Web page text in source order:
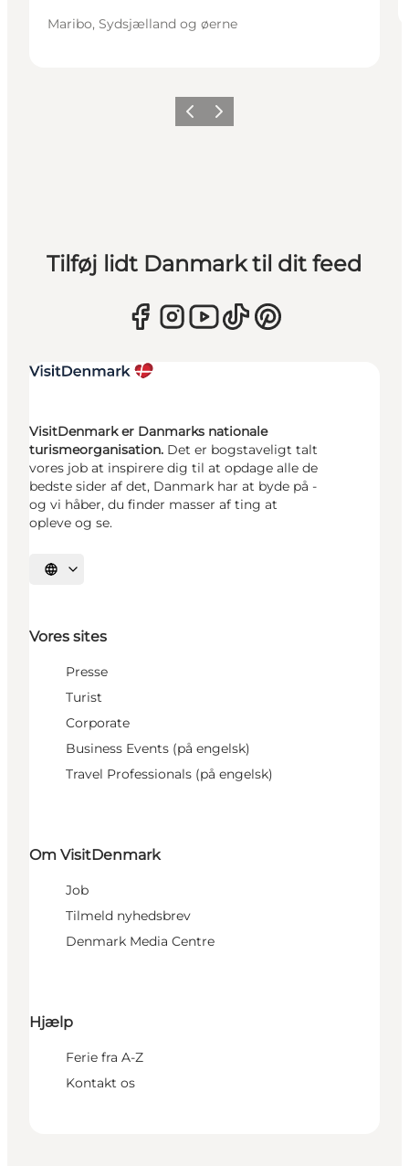
Maribo, Sydsjælland og øerne
ForrigeNæste
Tilføj lidt Danmark til dit feed
VisitDenmark er Danmarks nationale
turismeorganisation. Det er bogstaveligt talt
vores job at inspirere dig til at opdage alle de
bedste sider af det, Danmark har at byde på -
og vi håber, du finder masser af ting at
opleve og se.
Vælg sprog
Vores sites
Presse
Turist
Corporate
Business Events (på engelsk)
Travel Professionals (på engelsk)
Om VisitDenmark
Job
Tilmeld nyhedsbrev
Denmark Media Centre
Hjælp
Ferie fra A-Z
Kontakt os